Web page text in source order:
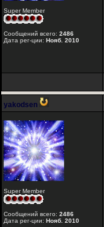
Super Member
Сообщений всего: 2486
Дата рег-ции: Нояб. 2010
yakodsen
Super Member
Сообщений всего: 2486
Дата рег-ции: Нояб. 2010